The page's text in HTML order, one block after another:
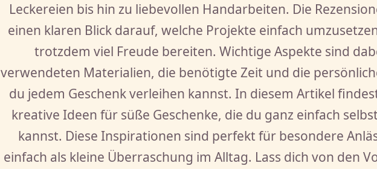
Leckereien bis hin zu liebevollen Handarbeiten. Die
einen klaren Blick darauf, welche Projekte einfach
trotzdem viel Freude bereiten. Wichtige Aspekte sind
verwendeten Materialien, die benötigte Zeit und die
du jedem Geschenk verleihen kannst. In diesem Artikel
kreative Ideen für süße Geschenke, die du ganz einfach
kannst. Diese Inspirationen sind perfekt für besondere
einfach als kleine Überraschung im Alltag. Lass dich von den